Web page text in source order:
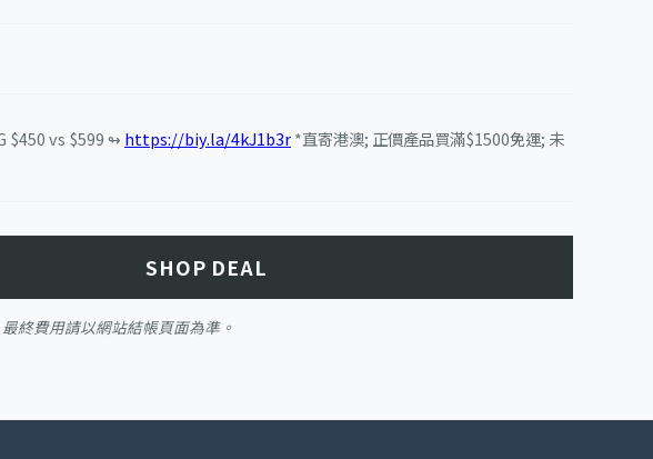
$450 vs $599 ↬ https://biy.la/4kJ1b3r*直寄港澳; 正價產品買滿$1500免運; 未
SHOP DEAL
終費用請以網站結帳頁面為準。